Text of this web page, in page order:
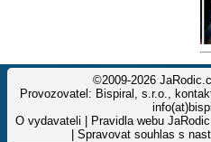
©2009-2026
Provozovatel: Bispiral, s.r.o.,
O vydavateli
Pravidla webu
Spravovat souhlas s